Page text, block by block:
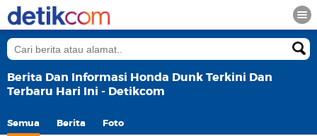
Berita Dan Informasi Honda Dunk Terkini Dan
Terbaru Hari Ini - Detikcom
Semua Berita Foto